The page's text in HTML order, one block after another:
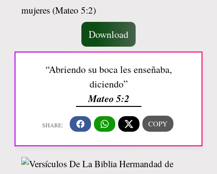
Download
“Abriendo su boca les enseñaba,
diciendo”
Mateo 5:2